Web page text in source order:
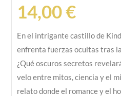
14,00€
En el intrigante castillo de
enfrenta fuerzas ocultas tras
¿Qué oscuros secretos
velo entre mitos, ciencia y el
relato donde el romance y el